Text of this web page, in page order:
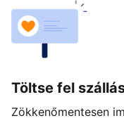
Töltse fel
Zökkenőmentesen